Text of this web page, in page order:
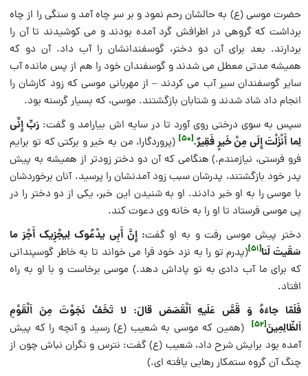
حضرت موسى (ع) به حالشان رحم نمود و بر سر چاه آمد و سنگى را از چاه
برداشت که گروهى در اطرافش گرد آمده بودند و مى کوشیدند تا آن را
بردارند. بعد براى آن دو دختر، گوسفندانشان را آب داد. آن دو که
همیشه مدتى معطل مى شدند و گوسفندان خود را هم از پس مانده آب
سایر گوسفندان سیر آب مى کردند – از مهربانى موسى که زود کارشان را
انجام داد شاد شدند و شتابان بازگشتند. موسى، که بسیار گرسنه بود.
سپس به سوى درختى روى آورد تا در سایه اش بیارامد و گفت: رَبِّ إِنِّی
لِما أَنْزَلْتَ إِلَی مِنْ خَیرٍ فَقِیرٌ.[50]
(پروردگارا، من به خیر و برکتى که تو برایم
فرو فرستى، نیازمندم.) هنگامى که آن دو دختر زودتر از همیشه به پیش
پدر خود بازگشتند، پدرشان سبب زود آمدنشان را پرسید. آنان برخوردشان
با موسى را به او خبر دادند. او به شنیدن این خبر، یکى از دو دختر را در
پى موسى فرستاد تا او را به خانه وى دعوت کند.
دختر پیش موسى رفت و به او گفت: إِنَّ أَبِی یدْعُوک لِیجْزِیک أَجْرَ ما
سَقَیتَ لَنا[51]
(پدرم تو را به نزد خود فرا مى خواند تا به خاطر گوسپندانى
که براى ما آب دادى به تو پاداش دهد.) موسى برخاست و با او به راه
افتاد.
فَلَمّا جاءَهُ وَ قَصَّ عَلَیهِ اَلْقَصَصَ قالَ: لا تَخَفْ نَجَوْتَ مِنَ اَلْقَوْمِ
اَلظّالِمِینَ[52]
(همین که موسى به شعیب (ع) رسید و آنچه را که پیش
آمده بود برایش شرح داد، شعیب (ع) گفت: نترس و نگران نباش چون از
چنگ آن گروه ستمکار رهایی یافته اى.)